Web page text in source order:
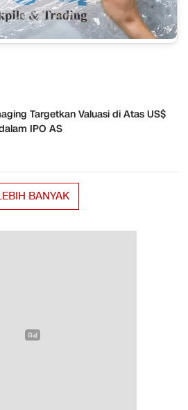
Targetkan Valuasi di Atas US$
IPO AS
BANYAK